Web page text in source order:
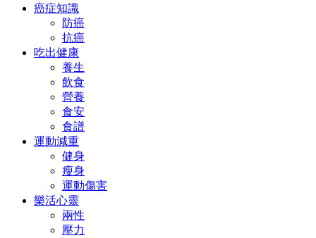
癌症知識
防癌
抗癌
吃出健康
養生
飲食
營養
食安
食譜
運動減重
健身
瘦身
運動傷害
樂活心靈
兩性
壓力